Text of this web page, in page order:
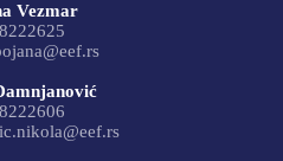
Vezmar